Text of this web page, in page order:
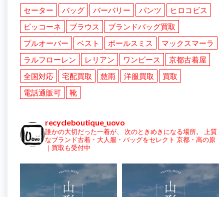
セーター
バッグ バーバリー パンツ
ヒロコビス
ピッコーネ
ブラウス
ブランドバッグ買取
プルオーバー
ベスト ポールスミス
マックスマーラ
ラルフローレン
レリアン ワンピース
京都古着屋
全国対応
宅配買取 慈雨 洋服買取
買取
電話通販可
靴
recycleboutique_uovo
誰かの大切だった一着が、 次のときめきになる場所。
上質
なブランド古着・大人服・バッグをセレクト 京都・高の原
｜買取も受付中